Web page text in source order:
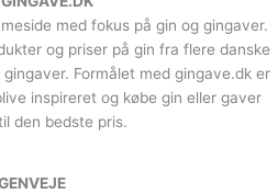
med fokus på gin og gingaver.
og priser på gin fra flere danske
Formålet med gingave.dk er
inspireret og købe gin eller gaver
den bedste pris.